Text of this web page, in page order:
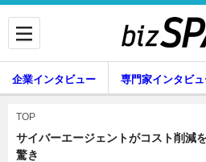
企業インタビュー 専門家インタビ
暮らし
TOP
サイバーエージェントがコスト削減
驚き